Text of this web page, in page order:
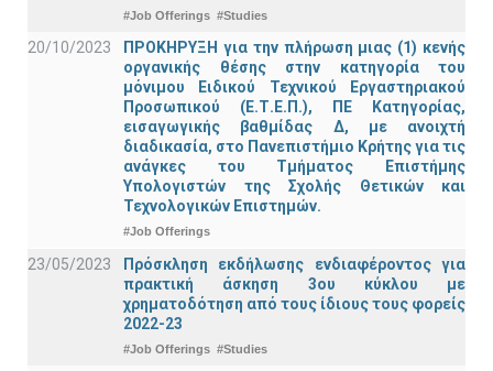
#Job Offerings #Studies
20/10/2023
ΠΡΟΚΗΡΥΞΗ για την πλήρωση μιας (1) κενής
οργανικής θέσης στην κατηγορία του
μόνιμου Ειδικού Τεχνικού Εργαστηριακού
Προσωπικού (Ε.Τ.Ε.Π.), ΠΕ Κατηγορίας,
εισαγωγικής βαθμίδας Δ, με ανοιχτή
διαδικασία, στο Πανεπιστήμιο Κρήτης για τις
ανάγκες του Τμήματος Επιστήμης
Υπολογιστών της Σχολής Θετικών και
Τεχνολογικών Επιστημών.
#Job Offerings
23/05/2023
Πρόσκληση εκδήλωσης ενδιαφέροντος για
πρακτική άσκηση 3ου κύκλου με
χρηματοδότηση από τους ίδιους τους φορείς
2022-23
#Job Offerings #Studies